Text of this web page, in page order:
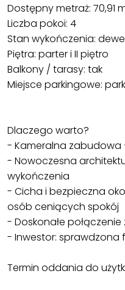
Dostępny metraż: 70,91
Liczba pokoi: 4
Stan wykończenia:
Piętra: parter i II piętro
Balkony / tarasy: tak
Miejsce parkingowe:
Dlaczego warto?
- Kameralna zabudowa
- Nowoczesna
wykończenia
- Cicha i bezpieczna
osób ceniących spokój
- Doskonałe
- Inwestor: sprawdzona
Termin oddania do